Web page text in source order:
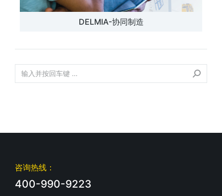
DELMIA-协同制造
咨询热线：
400-990-9223